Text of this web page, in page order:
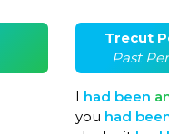
Trecut
Past
I had been
you had